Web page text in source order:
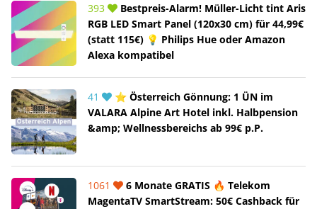
393
Bestpreis-Alarm! Müller-Licht tint Aris
RGB LED Smart Panel (120x30 cm) für 44,99€
(statt 115€) 💡 Philips Hue oder Amazon
Alexa kompatibel
41
⭐ Österreich Gönnung: 1 ÜN im
VALARA Alpine Art Hotel inkl. Halbpension
&amp; Wellnessbereichs ab 99€ p.P.
1061
6 Monate GRATIS 🔥 Telekom
MagentaTV SmartStream: 50€ Cashback für